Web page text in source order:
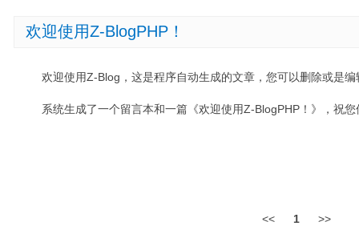
欢迎使用Z-BlogPHP！
欢迎使用Z-Blog，这是程序自动生成的文章，您可以删除或是编
系统生成了一个留言本和一篇《欢迎使用Z-BlogPHP！》，祝
<< 1 >>